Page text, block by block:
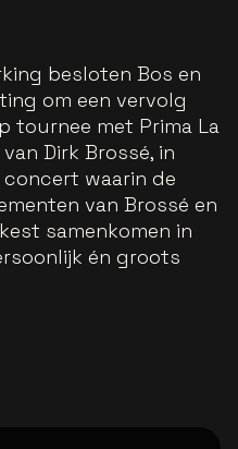
besloten Bos en
om een vervolg
tournee met Prima La
Dirk Brossé, in
concert waarin de
van Brossé en
samenkomen in
én groots